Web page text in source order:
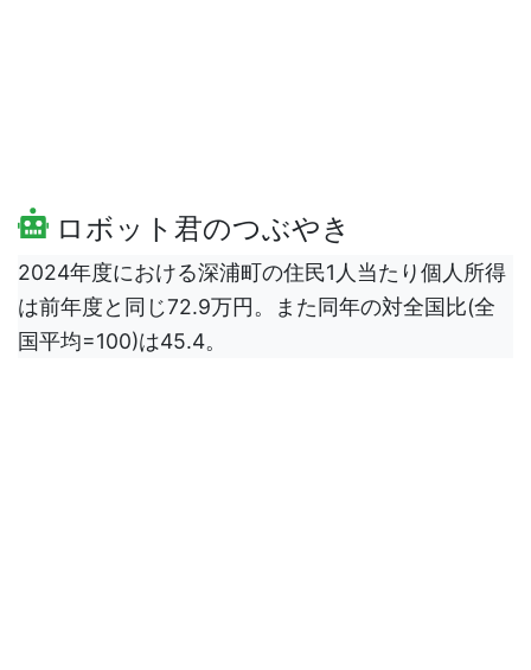
ロボット君のつぶやき
2024年度における深浦町の住民1人当たり個人所得
は前年度と同じ72.9万円。また同年の対全国比(全
国平均=100)は45.4。